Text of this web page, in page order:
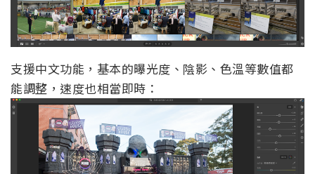
支援中文功能，基本的曝光度、陰影、色溫等數值都
能調整，速度也相當即時：